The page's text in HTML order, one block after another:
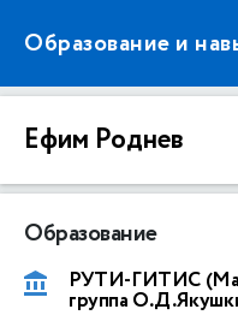
Образование и
Ефим Роднев
Образование
РУТИ-ГИТИС
группа